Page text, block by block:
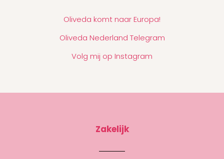
Oliveda komt naar Europa!
Oliveda Nederland Telegram
Volg mij op Instagram
Zakelijk